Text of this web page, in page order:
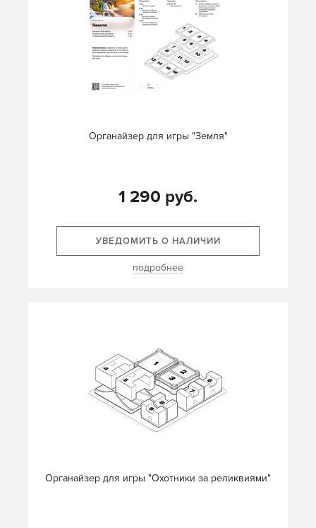
Органайзер для игры "Земля"
1 290 руб.
УВЕДОМИТЬ О НАЛИЧИИ
подробнее
Органайзер для игры "Охотники за реликвиями"